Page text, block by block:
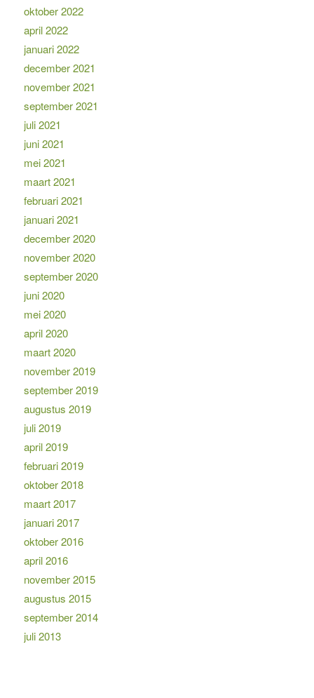
oktober 2022
april 2022
januari 2022
december 2021
november 2021
september 2021
juli 2021
juni 2021
mei 2021
maart 2021
februari 2021
januari 2021
december 2020
november 2020
september 2020
juni 2020
mei 2020
april 2020
maart 2020
november 2019
september 2019
augustus 2019
juli 2019
april 2019
februari 2019
oktober 2018
maart 2017
januari 2017
oktober 2016
april 2016
november 2015
augustus 2015
september 2014
juli 2013